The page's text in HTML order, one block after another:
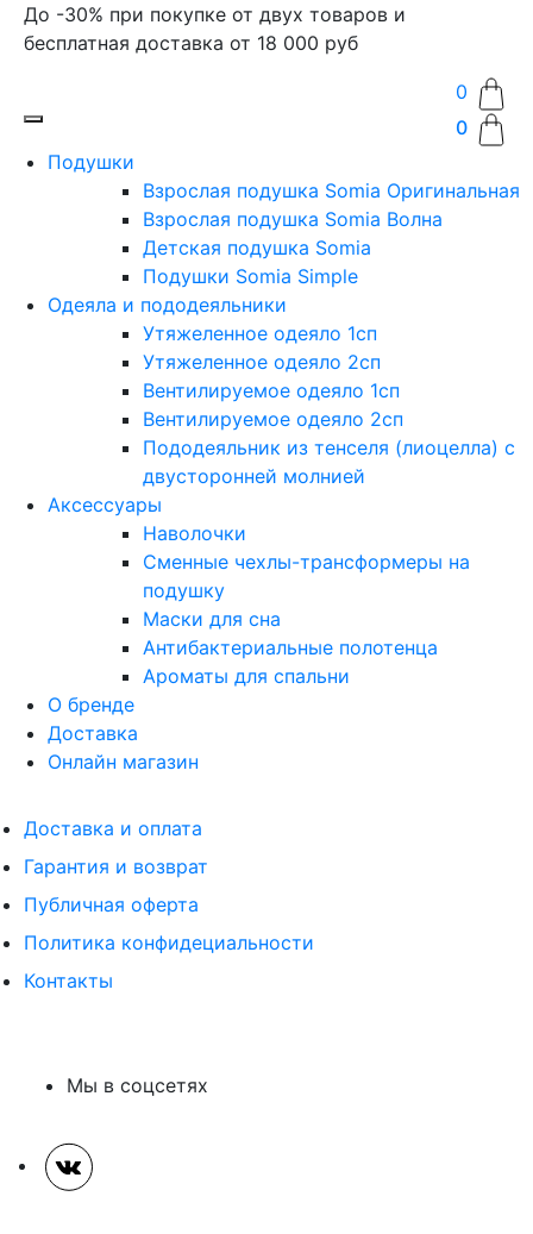
До -30% при покупке от двух товаров и
бесплатная доставка от 18 000 руб
0
0
Подушки
Взрослая подушка Somia Оригинальная
Взрослая подушка Somia Волна
Детская подушка Somia
Подушки Somia Simple
Одеяла и пододеяльники
Утяжеленное одеяло 1сп
Утяжеленное одеяло 2сп
Вентилируемое одеяло 1сп
Вентилируемое одеяло 2сп
Пододеяльник из тенселя (лиоцелла) с
двусторонней молнией
Аксессуары
Наволочки
Сменные чехлы-трансформеры на
подушку
Маски для сна
Антибактериальные полотенца
Ароматы для спальни
О бренде
Доставка
Онлайн магазин
Доставка и оплата
Гарантия и возврат
Публичная оферта
Политика конфидециальности
Контакты
Мы в соцсетях